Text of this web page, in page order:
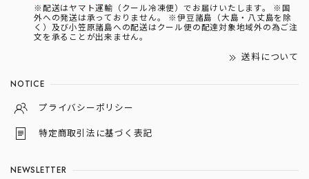
※配送はヤマト運輸（クール冷凍便）でお届けいたします。 ※国
外への発送は承っておりません。 ※伊豆諸島（大島・八丈島を除
く）及び小笠原諸島への配送はクール便の配達対象地域外の為ご注
文を承ることが出来ません。
送料について
NOTICE
プライバシーポリシー
特定商取引法に基づく表記
NEWSLETTER